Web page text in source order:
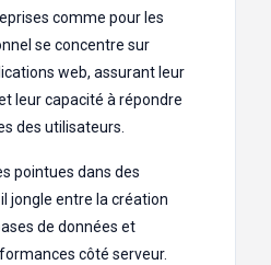
comme pour les
se concentre sur
web, assurant leur
leur capacité à répondre
des utilisateurs.
pointues dans des
jongle entre la création
de données et
côté serveur.